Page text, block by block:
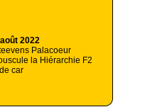
2022
Palacoeur
la Hiérarchie F2
car